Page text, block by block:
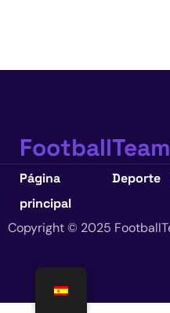
Página
principal
Deporte
Copyright © 2025